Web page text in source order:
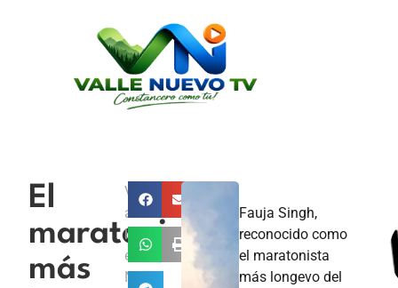
El
maratonista
más
V
a
ll
e
N
Fauja Singh,
reconocido como
el maratonista
más longevo del